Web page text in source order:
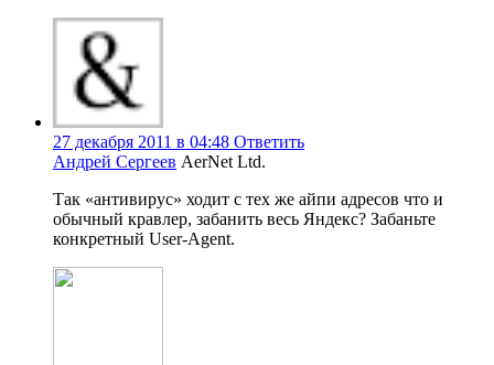
27 декабря 2011 в 04:48 Ответить
Андрей Сергеев AerNet Ltd.
Так «антивирус» ходит с тех же айпи адресов что и
обычный кравлер, забанить весь Яндекс? Забаньте
конкретный User-Agent.